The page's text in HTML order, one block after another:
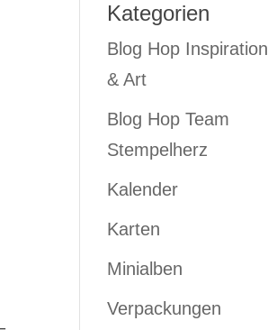
Kategorien
Blog Hop Inspiration
& Art
Blog Hop Team
Stempelherz
Kalender
Karten
Minialben
Verpackungen